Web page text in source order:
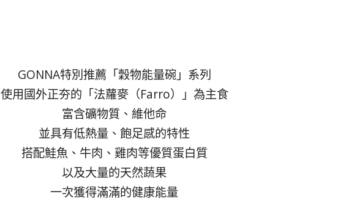
GONNA特別推薦「穀物能量碗」系列
使用國外正夯的「法蘿麥（Farro）」為主食
富含礦物質、維他命
並具有低熱量、飽足感的特性
搭配鮭魚、牛肉、雞肉等優質蛋白質
以及大量的天然蔬果
一次獲得滿滿的健康能量